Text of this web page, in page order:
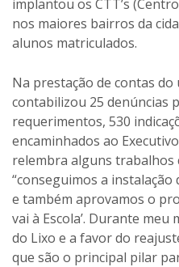
implantou os CTT’s
nos maiores bairros da
alunos matriculados.
Na prestação de contas do
contabilizou 25 denúncias
requerimentos, 530
encaminhados ao
relembra alguns trabalhos
“conseguimos a instalação
e também aprovamos o
vai à Escola’. Durante
do Lixo e a favor do
que são o principal pilar